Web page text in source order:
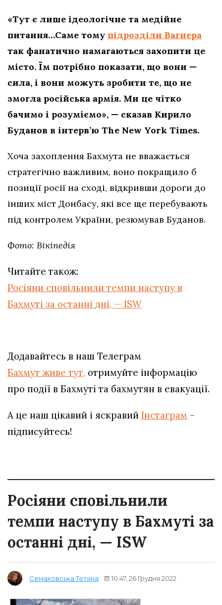
«Тут є лише ідеологічне та медійне
питання…Саме тому підрозділи Вагнера
так фанатично намагаються захопити це
місто. Їм потрібно показати, що вони —
сила, і вони можуть зробити те, що не
змогла російська армія. Ми це чітко
бачимо і розуміємо», — сказав Кирило
Буданов в інтерв’ю The New York Times.
Хоча захоплення Бахмута не вважається
стратегічно важливим, воно покращило б
позиції росії на сході, відкривши дороги до
інших міст Донбасу, які все ще перебувають
під контролем України, резюмував Буданов.
Фото: Вікіпедія
Читайте також:
Росіяни сповільнили темпи наступу в
Бахмуті за останні дні, — ISW
Додавайтесь в наш Телеграм
Бахмут живе тут, отримуйте інформацію
про події в Бахмуті та бахмутян в евакуації.
А це наш цікавий і яскравий Інстаграм –
підписуйтесь!
Росіяни сповільнили
темпи наступу в Бахмуті за
останні дні, — ISW
Семаковська Тетяна 10:47, 26 Грудня 2022